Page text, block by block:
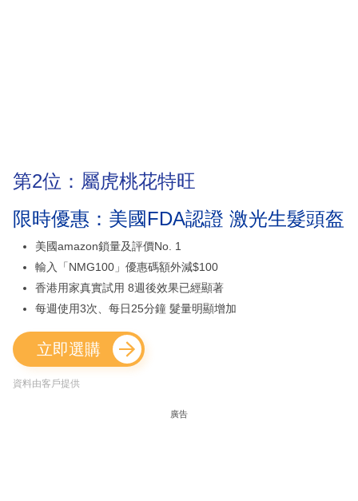
第2位：屬虎桃花特旺
限時優惠：美國FDA認證 激光生髮頭盔
美國amazon鎖量及評價No. 1
輸入「NMG100」優惠碼額外減$100
香港用家真實試用 8週後效果已經顯著
每週使用3次、每日25分鐘 髮量明顯增加
立即選購
資料由客戶提供
廣告